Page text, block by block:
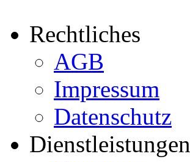
Rechtliches
AGB
Impressum
Datenschutz
Dienstleistungen